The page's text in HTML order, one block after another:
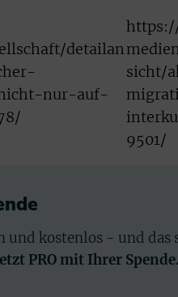
detailan
nur-auf-
sicht/
9501/
kostenlos - und
PRO mit Ihrer Spende.